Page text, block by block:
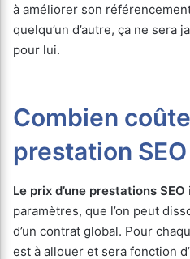
à améliorer son
quelqu’un d’autre, ça ne sera
pour lui.
Combien
prestation SEO
Le prix d’une prestations SEO
paramètres, que l’on peut
d’un contrat global. Pour
est à allouer et sera fonction